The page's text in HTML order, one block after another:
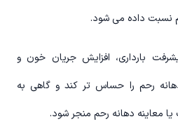
نسبت داده می شود.
بارداری، افزایش جریان خون و
رحم را حساس تر کند و گاهی به
معاینه دهانه رحم منجر شود.